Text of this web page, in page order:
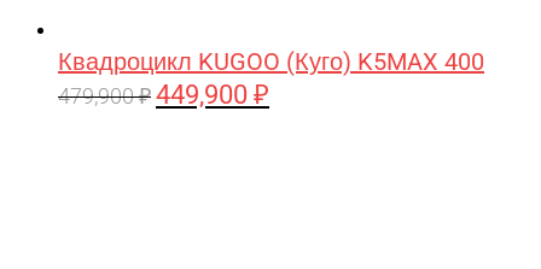
Квадроцикл KUGOO (Куго) K5MAX 400
479,900₽ Первоначальная
449,900 ₽